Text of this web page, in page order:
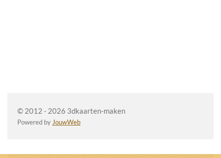
© 2012 - 2026 3dkaarten-maken
Powered by JouwWeb